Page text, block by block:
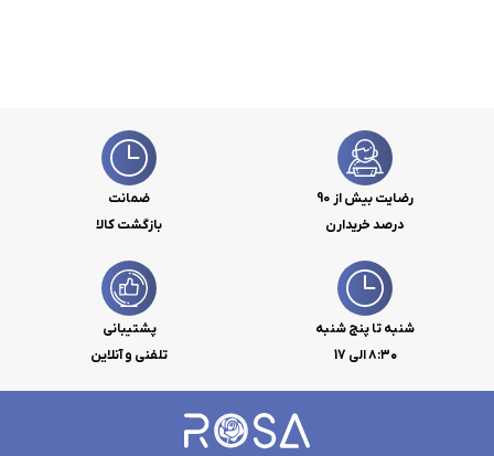
رضایت بیش از 90
درصد خریدارن
ضمانت
بازگشت کالا
شنبه تا پنج شنبه
۸:۳۰ الی 17
پشتیبانی
تلفنی و آنلاین